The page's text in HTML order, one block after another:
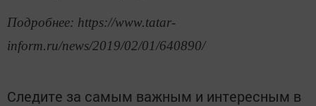
Подробнее: https://www.tatar-
inform.ru/news/2019/02/01/640890/
Следите за самым важным и интересным в